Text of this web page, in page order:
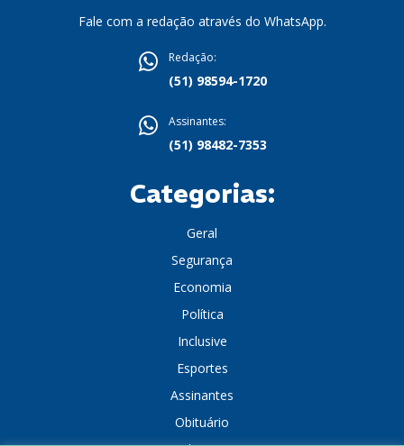
Fale com a redação através do WhatsApp.
Redação:
(51) 98594-1720
Assinantes:
(51) 98482-7353
Categorias:
Geral
Segurança
Economia
Política
Inclusive
Esportes
Assinantes
Obituário